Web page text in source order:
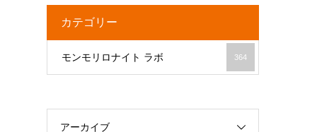
カテゴリー
モンモリロナイト ラボ 364
アーカイブ